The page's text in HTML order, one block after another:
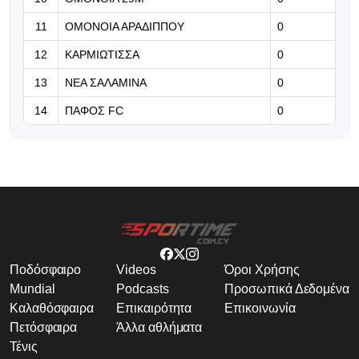
Λιονέλ Μέσι: Δύο γκολ και ιστορικό
ρεκόρ στη νίκη της Ίντερ Μαϊάμι
11 ΟΜΟΝΟΙΑ ΑΡΑΔΙΠΠΟΥ 0
12 ΚΑΡΜΙΩΤΙΣΣΑ 0
13 ΝΕΑ ΣΑΛΑΜΙΝΑ 0
14 ΠΑΦΟΣ FC 0
Ποδόσφαιρο
Mundial
Καλαθόσφαιρα
Πετόσφαιρα
Τένις
Videos
Podcasts
Επικαιρότητα
Άλλα αθλήματα
Όροι Χρήσης
Προσωπικά Δεδομένα
Επικοινωνία